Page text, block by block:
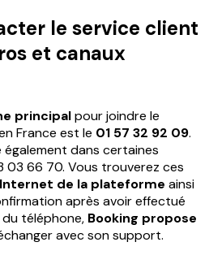
le service client
et canaux
principalpour joindre le
France est le 01 57 32 92 09.
dans certaines
03 66 70. Vous trouverez ces
de la plateforme ainsi
après avoir effectué
téléphone, Booking propose
avec son support.